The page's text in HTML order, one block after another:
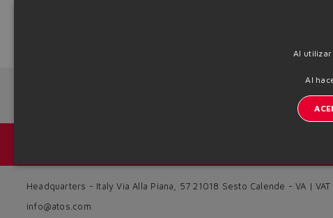
Headquarters - Italy Via Alla Piana, 57 21018 Sesto Calende - VA |
info@atos.com
Al
Al